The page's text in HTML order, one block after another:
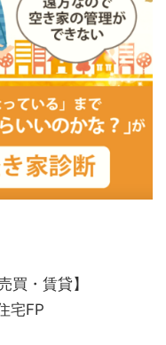
買・賃貸】
宅FP